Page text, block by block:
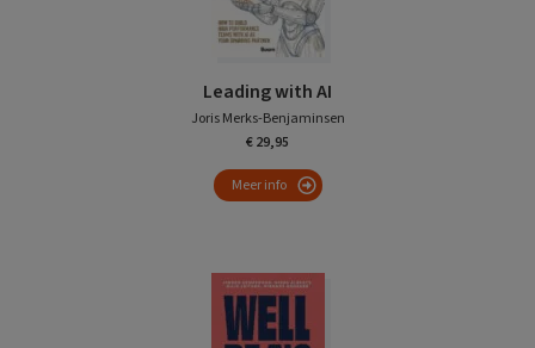
Leading with AI
Joris Merks-Benjaminsen
€ 29,95
Meer info